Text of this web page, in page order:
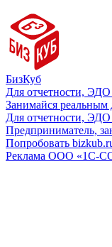
БизКуб
Для отчетности,
Занимайся реальным
Для отчетности,
Предприниматель,
Попробовать
Реклама ООО «1С-